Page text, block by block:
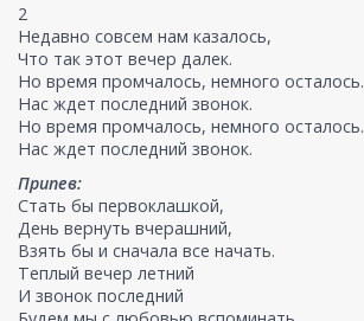
2
Недавно совсем нам казалось,
Что так этот вечер далек.
Но время промчалось, немного осталось.
Нас ждет последний звонок.
Но время промчалось, немного осталось.
Нас ждет последний звонок.
Припев:
Стать бы первоклашкой,
День вернуть вчерашний,
Взять бы и сначала все начать.
Теплый вечер летний
И звонок последний